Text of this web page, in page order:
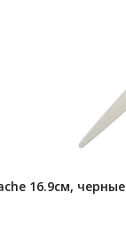
16.9см, черные